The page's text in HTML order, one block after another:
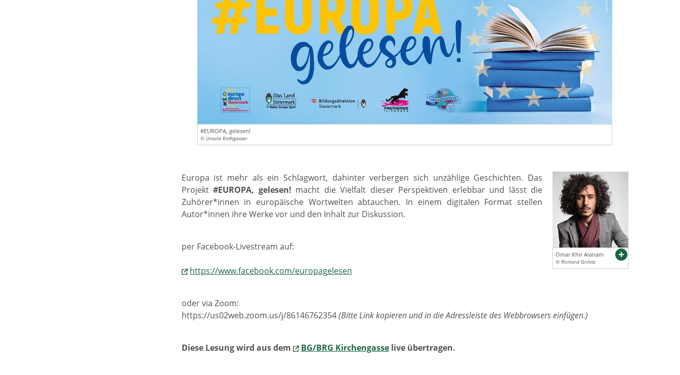
#EUROPA, gelesen!
© Ursula Kothgasser
Omar Khir Alanam
© Richard Griletz
Europa ist mehr als ein Schlagwort, dahinter verbergen sich unzählige Geschichten. Das
Projekt#EUROPA, gelesen! macht die Vielfalt dieser Perspektiven erlebbar und lässt die
Zuhörer*innen in europäische Wortwelten abtauchen. In einem digitalen Format stellen
Autor*innen ihre Werke vor und den Inhalt zur Diskussion.
per Facebook-Livestream auf:
https://www.facebook.com/europagelesen
oder via Zoom:
https://us02web.zoom.us/j/86146762354(Bitte Link kopieren und in die Adressleiste des Webbrowsers einfügen.)
Diese Lesung wird aus dem BG/BRG Kirchengasselive übertragen.